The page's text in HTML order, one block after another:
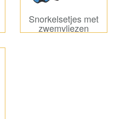
Snorkelsetjes met
zwemvliezen